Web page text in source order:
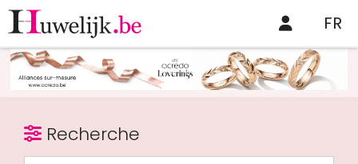
FR
Recherche